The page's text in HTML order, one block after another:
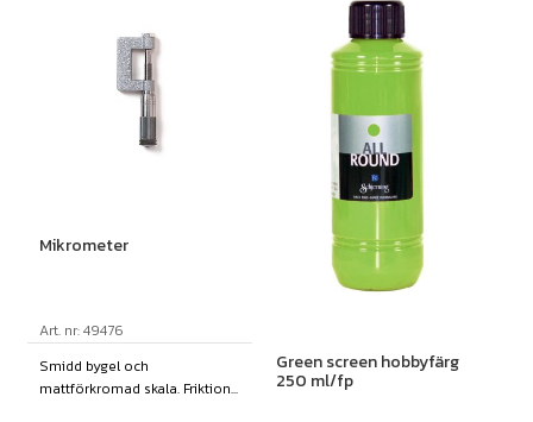
Mikrometer
Art. nr: 49476
Smidd bygel och
mattförkromad skala. Friktion...
Green screen hobbyfärg
250 ml/fp